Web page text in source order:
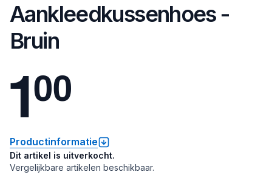
Aankleedkussenhoes -
Bruin
100
Productinformatie
Dit artikel is uitverkocht.
Vergelijkbare artikelen beschikbaar.